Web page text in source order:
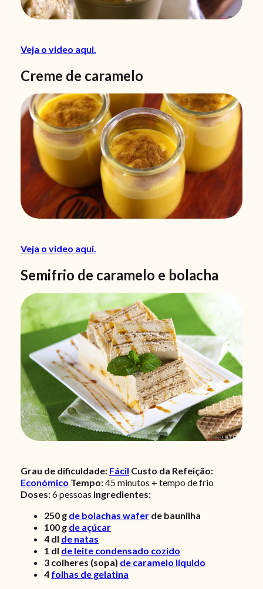
Veja o video aqui.
Creme de caramelo
Veja o video aqui.
Semifrio de caramelo e bolacha
Grau de dificuldade: Fácil Custo da Refeição:
Económico Tempo:45 minutos + tempo de frio
Doses:6pessoas Ingredientes:
250 g de bolachas wafer de baunilha
100 g de açúcar
4 dl de natas
1 dl de leite condensado cozido
3 colheres (sopa) de caramelo líquido
4 folhas de gelatina